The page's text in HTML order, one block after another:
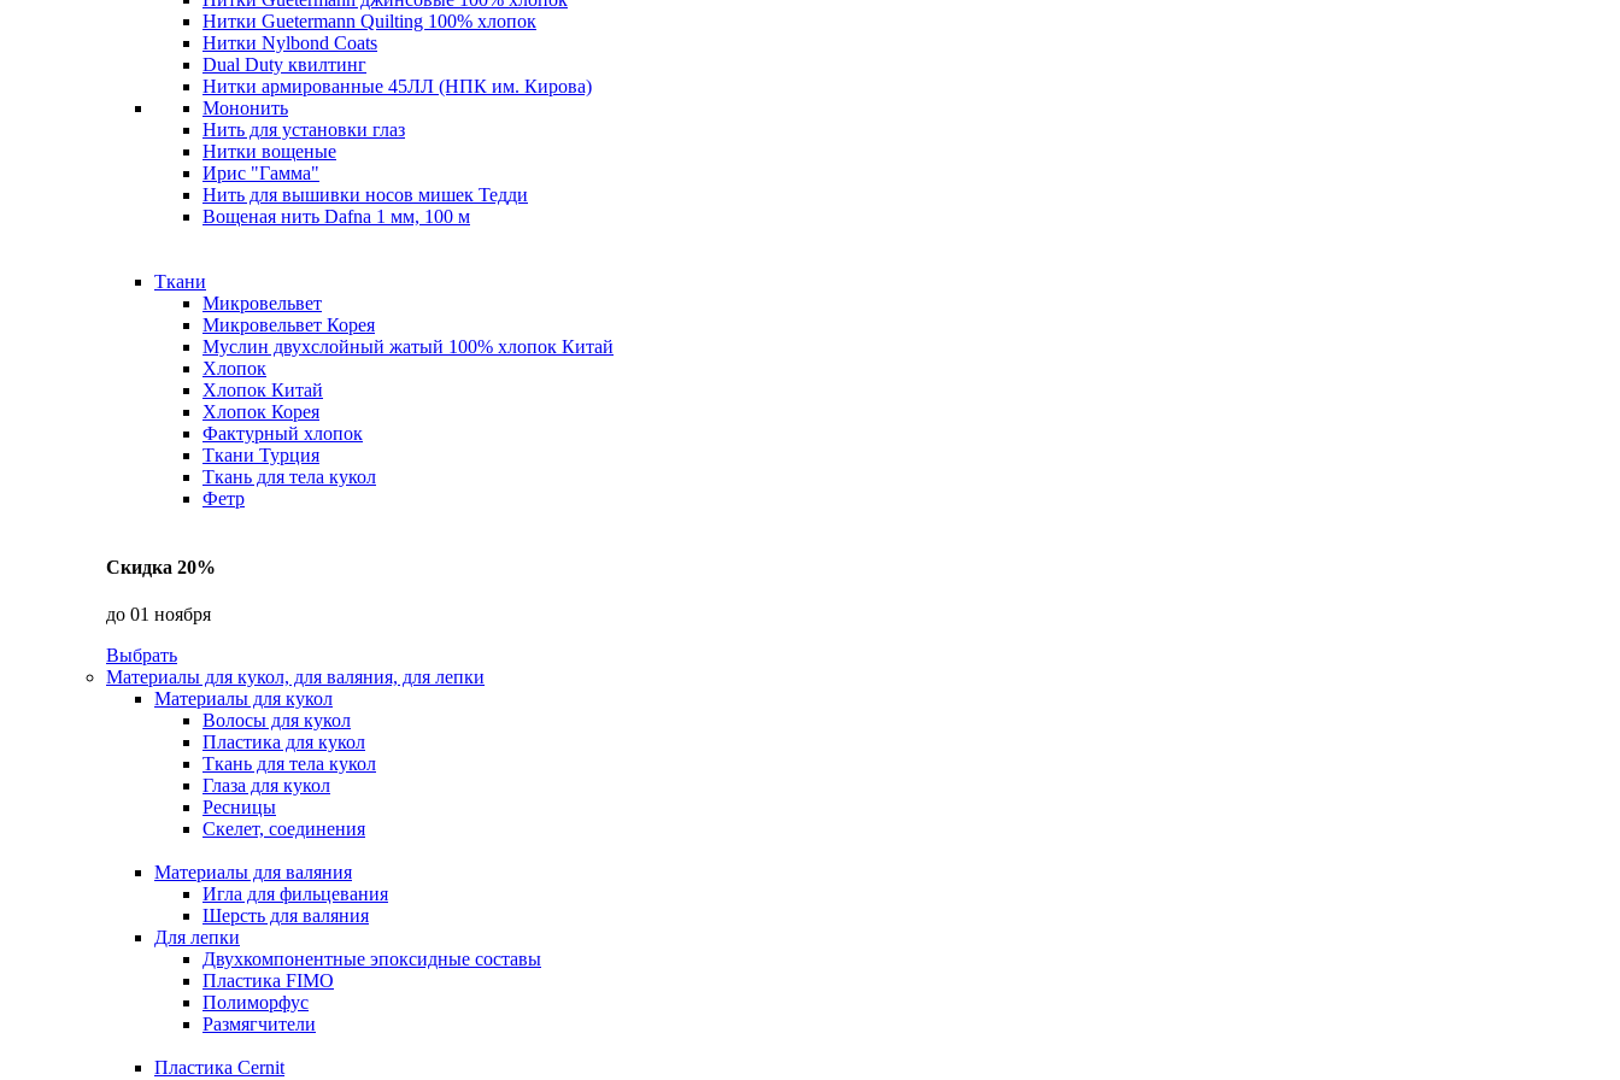
Нитки Guetermann Quilting 100% хлопок
Нитки Nylbond Coats
Dual Duty квилтинг
Нитки армированные 45ЛЛ (НПК им. Кирова)
Мононить
Нить для установки глаз
Нитки вощеные
Ирис "Гамма"
Нить для вышивки носов мишек Тедди
Вощеная нить Dafna 1 мм, 100 м
Ткани
Микровельвет
Микровельвет Корея
Муслин двухслойный жатый 100% хлопок Китай
Хлопок
Хлопок Китай
Хлопок Корея
Фактурный хлопок
Ткани Турция
Ткань для тела кукол
Фетр
Скидка 20%
до 01 ноября
Выбрать
Материалы для кукол, для валяния, для лепки
Материалы для кукол
Волосы для кукол
Пластика для кукол
Ткань для тела кукол
Глаза для кукол
Ресницы
Скелет, соединения
Материалы для валяния
Игла для фильцевания
Шерсть для валяния
Для лепки
Двухкомпонентные эпоксидные составы
Пластика FIMO
Полиморфус
Размягчители
Пластика Cernit